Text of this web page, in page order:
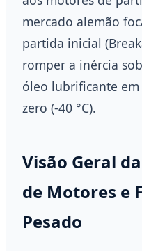
mercado alemão
partida inicial
romper a inércia
óleo lubrificante
zero (-40 °C).
Visão Geral
de Motores e
Pesado